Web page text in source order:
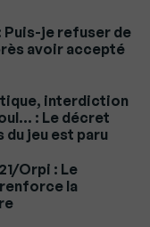
Puis-je refuser de
avoir accepté
interdiction
: Le décret
jeu est paru
Orpi : Le
la